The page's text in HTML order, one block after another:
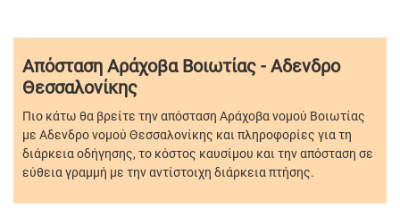
Απόσταση Αράχοβα Βοιωτίας - Αδενδρο
Θεσσαλονίκης
Πιο κάτω θα βρείτε την απόσταση Αράχοβα νομού Βοιωτίας
με Αδενδρο νομού Θεσσαλονίκης και πληροφορίες για τη
διάρκεια οδήγησης, το κόστος καυσίμου και την απόσταση σε
εύθεια γραμμή με την αντίστοιχη διάρκεια πτήσης.